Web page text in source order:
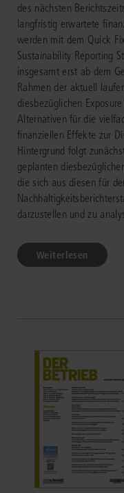
des nächsten
langfristig erwartete
werden mit dem Quick
Sustainability Reporting
insgesamt erst ab dem
Rahmen der aktuell
diesbezüglichen
Alternativen für die
finanziellen Effekte zur
Hintergrund folgt
geplanten
die sich aus diesen für
darzustellen und zu
Weiterlesen